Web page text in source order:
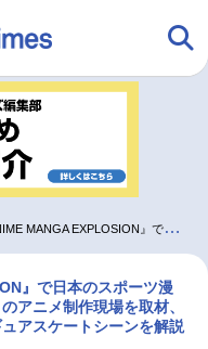
アニメ
音楽 コスプレ
EXPLOSION』で日本のスポーツ漫画・アニメを特集！
』で日本のスポーツ漫
アニメ制作現場を取材、
アスケートシーンを解説